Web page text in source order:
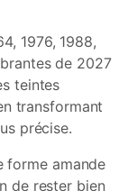
1976, 1988,
de 2027
teintes
transformant
précise.
forme amande
de rester bien